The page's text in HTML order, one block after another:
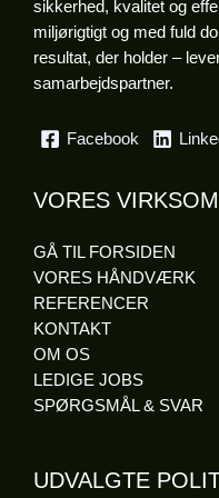
sikkerhed, kvalitet og
miljørigtigt og med fuld
resultat, der holder –
samarbejdspartner.
Facebook
VORES
GÅ TIL FORSIDEN
VORES HÅNDVÆRK
REFERENCER
KONTAKT
OM OS
LEDIGE JOBS
SPØRGSMÅL & SVAR
UDVALGTE